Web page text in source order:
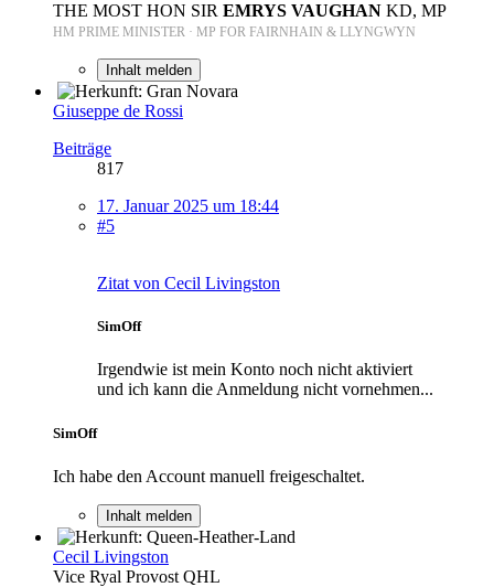
THE MOST HON SIR EMRYS VAUGHAN KD, MP
HM PRIME MINISTER · MP FOR FAIRNHAIN & LLYNGWYN
Inhalt melden
Giuseppe de Rossi
Beiträge
817
17. Januar 2025 um 18:44
#5
Zitat von Cecil Livingston
SimOff
Irgendwie ist mein Konto noch nicht aktiviert
und ich kann die Anmeldung nicht vornehmen...
SimOff
Ich habe den Account manuell freigeschaltet.
Inhalt melden
Cecil Livingston
Vice Ryal Provost QHL